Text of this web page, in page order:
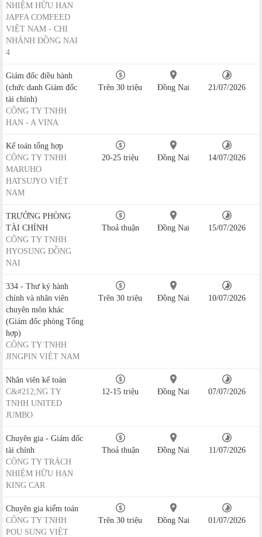
NHIỆM HỮU HẠN
JAPFA COMFEED
VIỆT NAM - CHI
NHÁNH ĐỒNG NAI
4
Giám đốc điều hành
(chức danh Giám đốc
tài chính)
CÔNG TY TNHH
HAN - A VINA
Trên 30 triệu Đồng Nai 21/07/2026
Kế toán tổng hợp
CÔNG TY TNHH
MARUHO
HATSUJYO VIỆT
NAM
20-25 triệu Đồng Nai 14/07/2026
TRƯỞNG PHÒNG
TÀI CHÍNH
CÔNG TY TNHH
HYOSUNG ĐỒNG
NAI
Thoả thuận Đồng Nai 15/07/2026
334 - Thư ký hành
chính và nhân viên
chuyên môn khác
(Giám đốc phòng Tổng
hợp)
CÔNG TY TNHH
JINGPIN VIỆT NAM
Trên 30 triệu Đồng Nai 10/07/2026
Nhân viên kế toán
C&#212;NG TY
TNHH UNITED
JUMBO
12-15 triệu Đồng Nai 07/07/2026
Chuyên gia - Giám đốc
tài chính
CÔNG TY TRÁCH
NHIỆM HỮU HẠN
KING CAR
Thoả thuận Đồng Nai 11/07/2026
Chuyên gia kiểm toán
CÔNG TY TNHH
POU SUNG VIỆT
Trên 30 triệu Đồng Nai 01/07/2026